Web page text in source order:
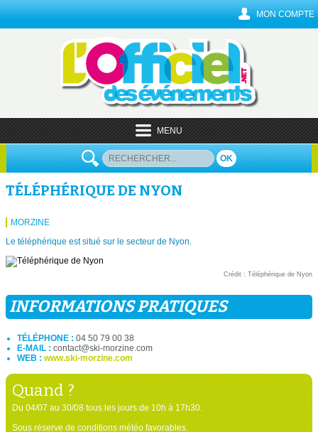
MON COMPTE
MENU
OK
TÉLÉPHÉRIQUE DE NYON
MORZINE
Le téléphérique est situé sur le secteur de Nyon.
Crédit : Téléphérique de Nyon
INFORMATIONS PRATIQUES
TÉLÉPHONE : 04 50 79 00 38
E-MAIL : contact@ski-morzine.com
WEB : www.ski-morzine.com
Quand ?
Du 04/07 au 30/08 tous les jours de 10h à 17h30.
Sous réserve de conditions météo favorables.